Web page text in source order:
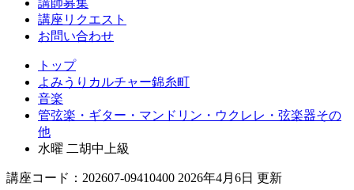
講座リクエスト
お問い合わせ
トップ
よみうりカルチャー錦糸町
音楽
管弦楽・ギター・マンドリン・ウクレレ・弦楽器その
他
水曜 二胡中上級
講座コード：202607-09410400 2026年4月6日 更新